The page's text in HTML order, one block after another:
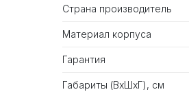
Страна производитель
Материал корпуса
Гарантия
Габариты (ВхШхГ), см